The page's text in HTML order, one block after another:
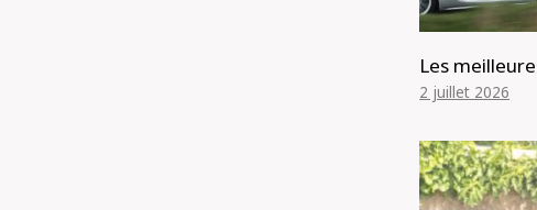
Les
2 juillet 2026